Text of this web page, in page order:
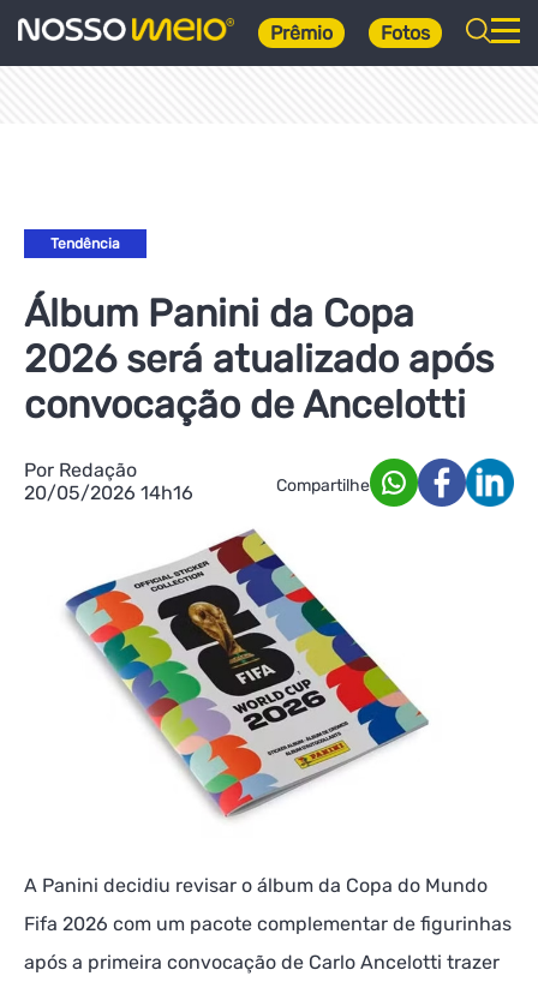
Prêmio Fotos
Tendência
Álbum Panini da Copa
2026 será atualizado após
convocação de Ancelotti
Por Redação
20/05/2026 14h16
Compartilhe
A Panini decidiu revisar o álbum da Copa do Mundo
Fifa 2026 com um pacote complementar de figurinhas
após a primeira convocação de Carlo Ancelotti trazer